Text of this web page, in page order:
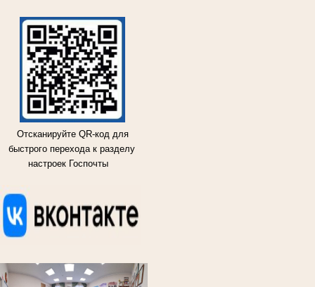
Отсканируйте QR-код для
быстрого перехода к разделу
настроек Госпочты